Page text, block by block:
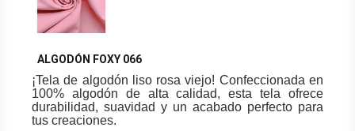
ALGODÓN FOXY 066
¡Tela de algodón liso rosa viejo! Confeccionada en
100% algodón de alta calidad, esta tela ofrece
durabilidad, suavidad y un acabado perfecto para
tus creaciones.